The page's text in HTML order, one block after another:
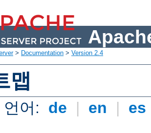
> Documentation > Version 2.4
맵
어: de | en | es